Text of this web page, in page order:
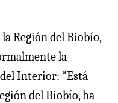
Región del Biobío,
la
Interior: “Está
del Biobío, ha